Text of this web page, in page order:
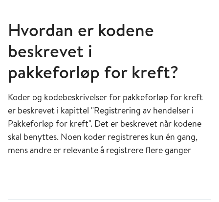
Hvordan er kodene
beskrevet i
pakkeforløp for kreft?
Koder og kodebeskrivelser for pakkeforløp for kreft
er beskrevet i kapittel "Registrering av hendelser i
Pakkeforløp for kreft". Det er beskrevet når kodene
skal benyttes. Noen koder registreres kun én gang,
mens andre er relevante å registrere flere ganger